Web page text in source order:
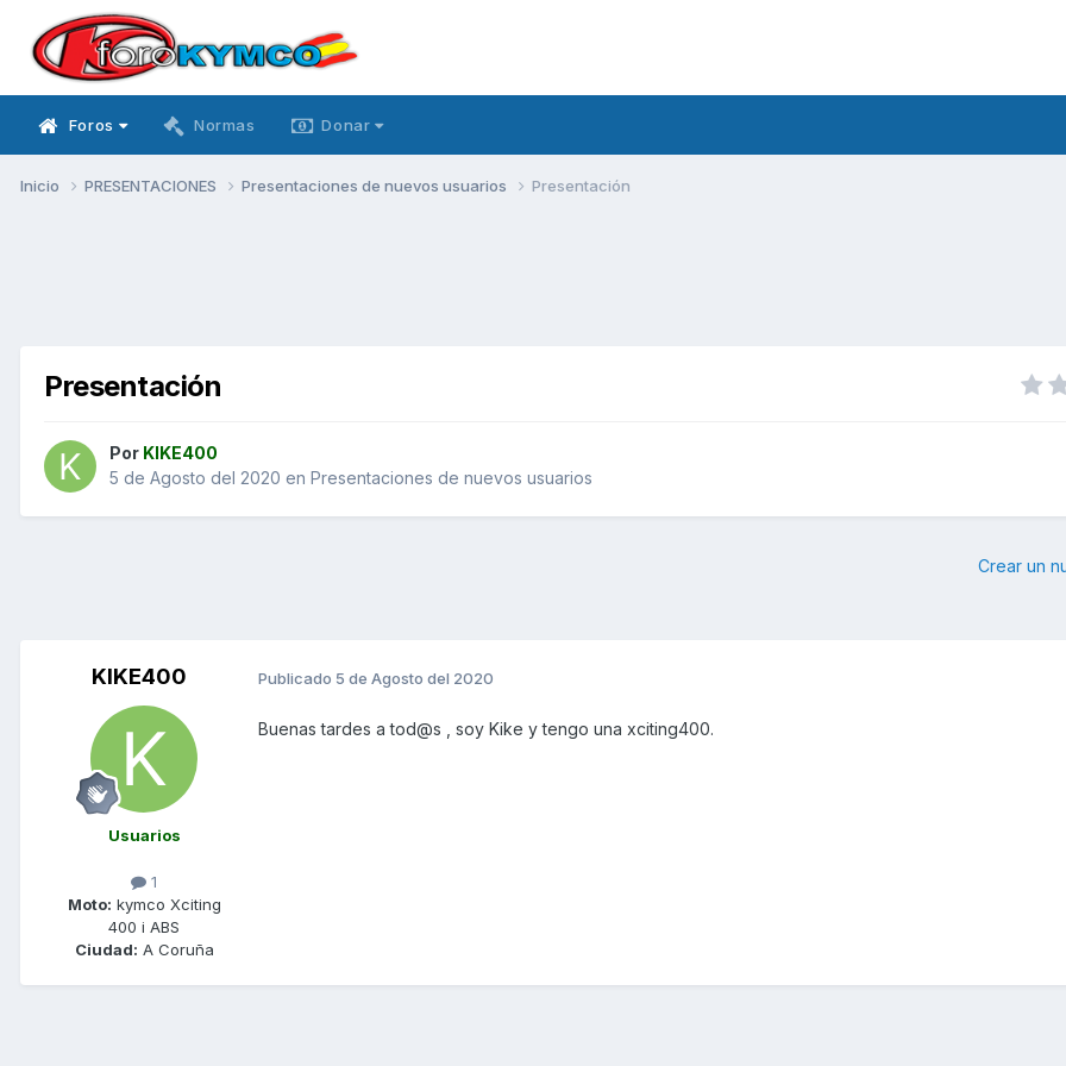
Foros Normas Donar
Inicio PRESENTACIONES Presentaciones de nuevos usuarios Presentación
Presentación
Por KIKE400
5 de Agosto del 2020 en Presentaciones de nuevos usuarios
Crear un
KIKE400
Usuarios
1
Moto: kymco Xciting
400 i ABS
Ciudad: A Coruña
Publicado 5 de Agosto del 2020
Buenas tardes a tod@s , soy Kike y tengo una xciting400.